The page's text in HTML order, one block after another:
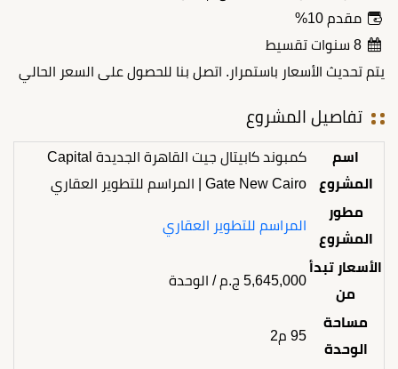
مقدم 10%
8 سنوات تقسيط
يتم تحديث الأسعار باستمرار. اتصل بنا للحصول على السعر الحالي
تفاصيل المشروع
اسم
المشروع
كمبوند كابيتال جيت القاهرة الجديدة Capital
Gate New Cairo | المراسم للتطوير العقاري
مطور
المشروع
المراسم للتطوير العقاري
الأسعار تبدأ
من
5,645,000 ج.م / الوحدة
مساحة
الوحدة
95 م2